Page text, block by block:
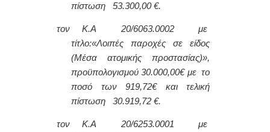
πίστωση 53.300,00 €.
τον Κ.Α 20/6063.0002 με
τίτλο:«Λοιπές παροχές σε είδος
(Μέσα ατομικής προστασίας)»,
προϋπολογισμού 30.000,00€ με το
ποσό των 919,72€ και τελική
πίστωση 30.919,72 €.
τον Κ.Α 20/6253.0001 με